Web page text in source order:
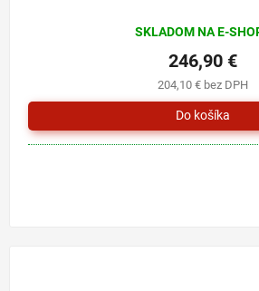
SKLADOM NA E-
204,10 € bez DPH
246,90 €